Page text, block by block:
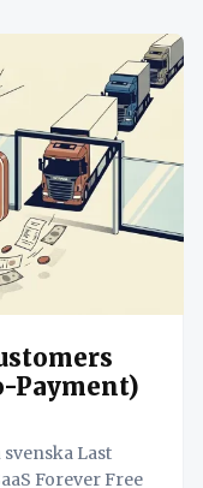
Payment)
Forever Free